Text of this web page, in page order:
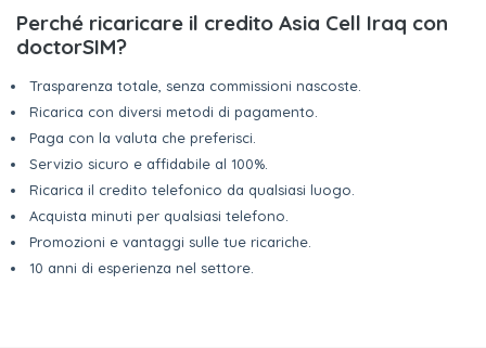
Perché ricaricare il credito Asia Cell Iraq con
doctorSIM?
Trasparenza totale, senza commissioni nascoste.
Ricarica con diversi metodi di pagamento.
Paga con la valuta che preferisci.
Servizio sicuro e affidabile al 100%.
Ricarica il credito telefonico da qualsiasi luogo.
Acquista minuti per qualsiasi telefono.
Promozioni e vantaggi sulle tue ricariche.
10 anni di esperienza nel settore.